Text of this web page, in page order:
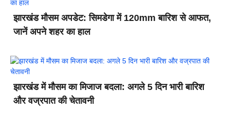
झारखंड मौसम अपडेट: सिमडेगा में 120mm बारिश से आफत,
जानें अपने शहर का हाल
झारखंड में मौसम का मिजाज बदला: अगले 5 दिन भारी बारिश
और वज्रपात की चेतावनी